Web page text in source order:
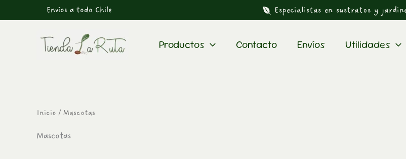
al
Envíos a todo Chile Especialistas en sustratos y
Productos Contacto Envíos Utilidades
Inicio / Mascotas
Mascotas
los